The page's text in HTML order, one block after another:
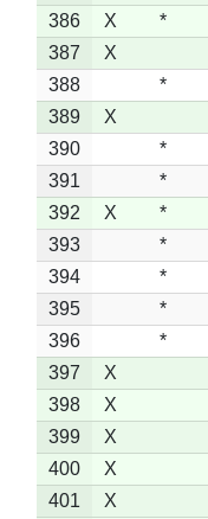
386
X *
387
X
388
*
389
X
390
*
391
*
392
X *
393
*
394
*
395
*
396
*
397
X
398
X
399
X
400
X
401
X